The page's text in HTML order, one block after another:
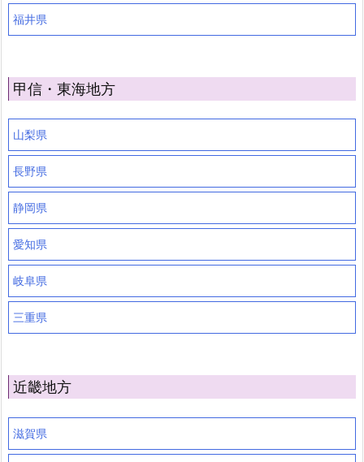
福井県
甲信・東海地方
山梨県
長野県
静岡県
愛知県
岐阜県
三重県
近畿地方
滋賀県